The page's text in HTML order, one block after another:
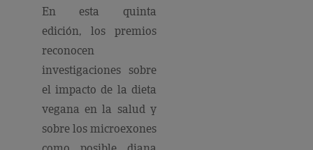
En esta quinta
edición, los premios
reconocen
investigaciones sobre
el impacto de la dieta
vegana en la salud y
sobre los microexones